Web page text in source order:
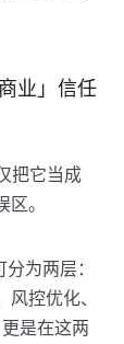
业」信任
把它当成
。
为两层：
控优化、
是在这两